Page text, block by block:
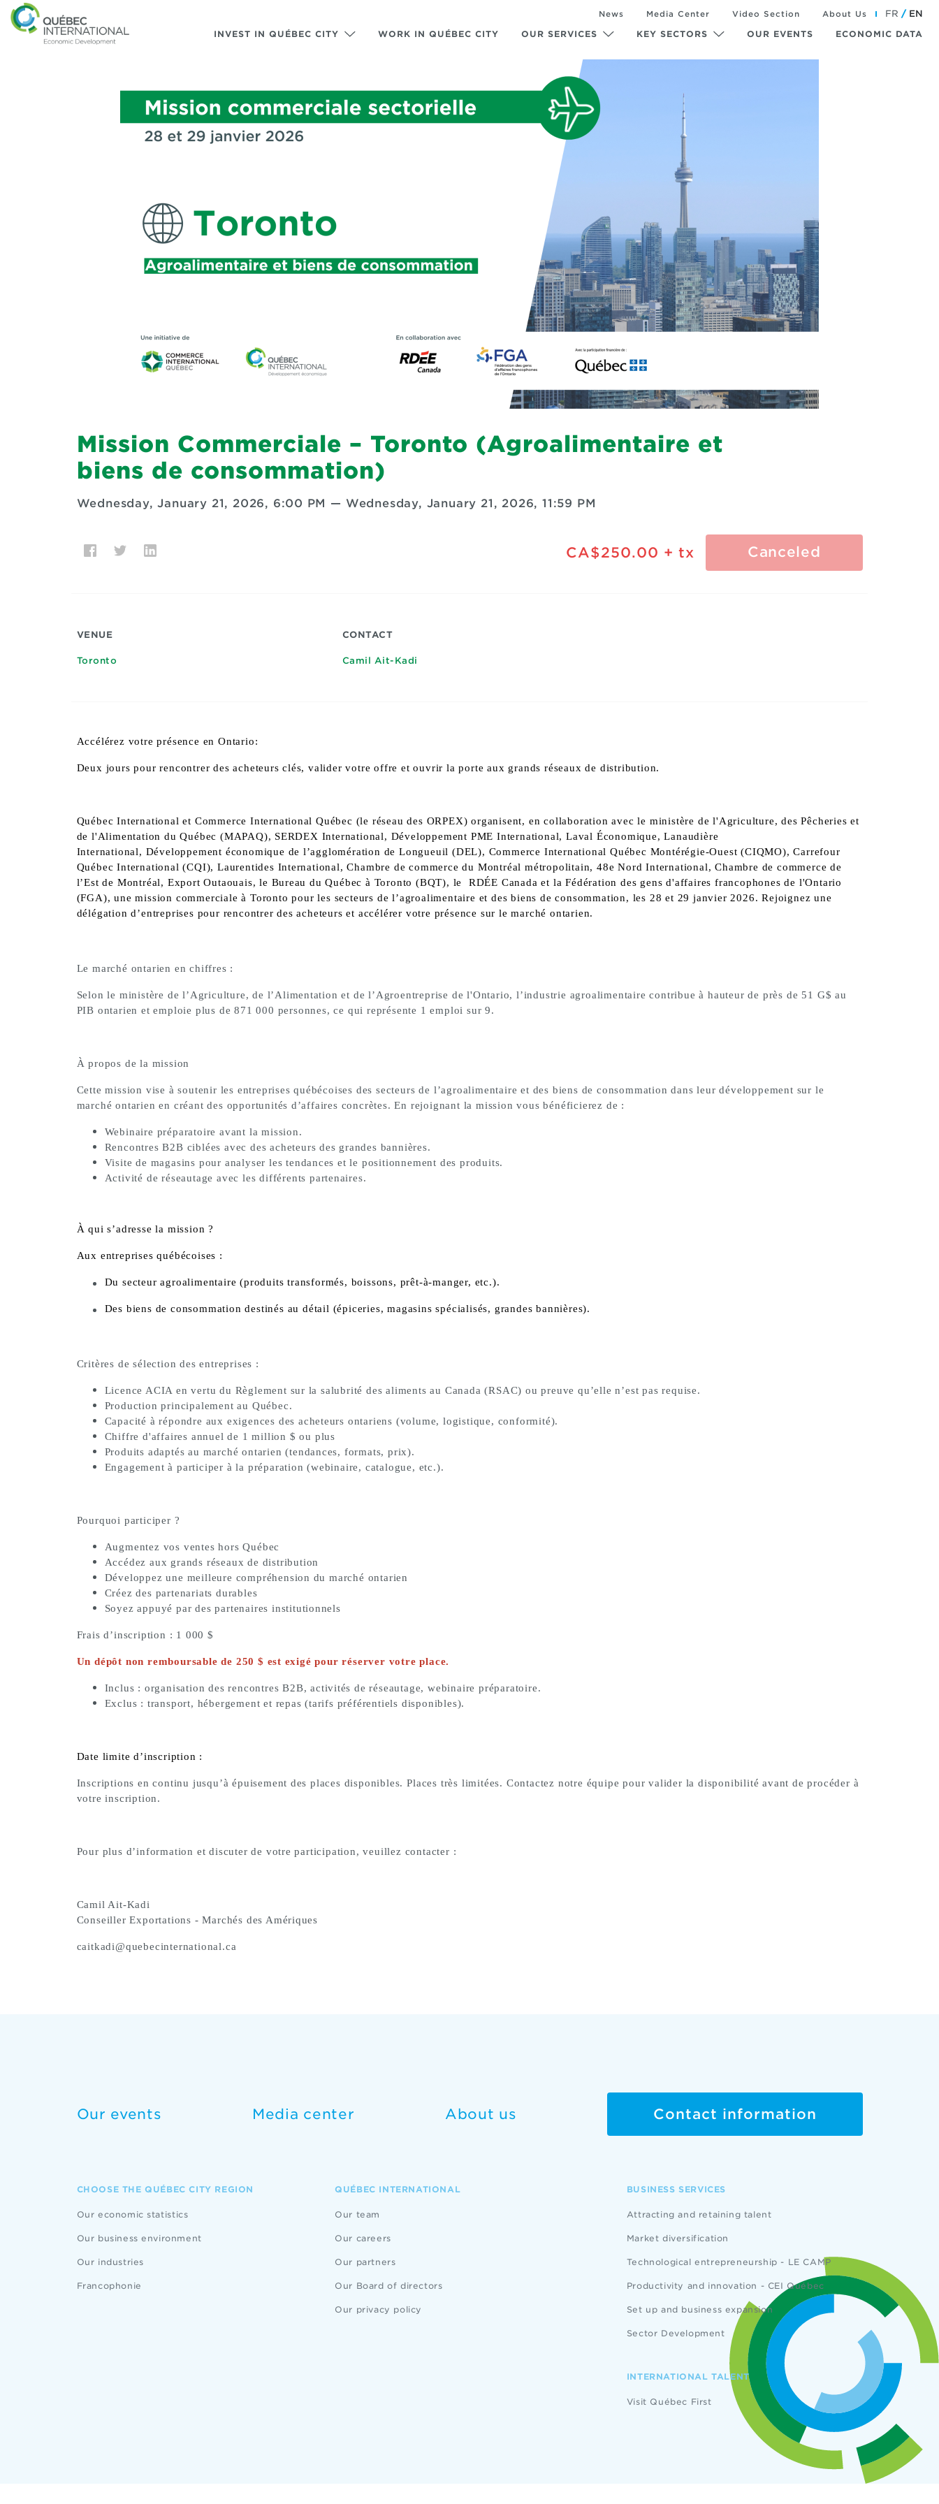
INVEST IN QUÉBEC CITY WORK IN QUÉBEC CITY OUR SERVICES KEY SECTORS OUR EVENTS ECONOMIC DATA
News Media Center Video Section About Us FR EN
Mission Commerciale – Toronto (Agroalimentaire et
biens de consommation)
Wednesday, January 21, 2026, 6:00 PM — Wednesday, January 21, 2026, 11:59 PM
CA$250.00 + tx Canceled
VENUE
Toronto
CONTACT
Camil Ait-Kadi
Accélérez votre présence en Ontario:
Deux jours pour rencontrer des acheteurs clés, valider votre offre et ouvrir la porte aux grands réseaux de distribution.
Québec International et Commerce International Québec (le réseau des ORPEX) organisent, en collaboration avec le ministère de l'Agriculture, des Pêcheries et
de l'Alimentation du Québec (MAPAQ), SERDEX International, Développement PME International, Laval Économique, Lanaudière
International, Développement économique de l’agglomération de Longueuil (DEL), Commerce International Québec Montérégie-Ouest (CIQMO), Carrefour
Québec International (CQI), Laurentides International, Chambre de commerce du Montréal métropolitain, 48e Nord International, Chambre de commerce de
l’Est de Montréal, Export Outaouais, le Bureau du Québec à Toronto (BQT), le RDÉE Canada et la Fédération des gens d'affaires francophones de l'Ontario
(FGA),unemission commerciale à Toronto pour les secteurs del’agroalimentaire et des biens de consommation, les 28 et 29 janvier 2026. Rejoignez une
délégation d’entreprises pour rencontrer des acheteurs et accélérer votre présence sur le marché ontarien.
Le marché ontarien en chiffres :
Selon le ministère de l’Agriculture, de l’Alimentation et de l’Agroentreprise de l'Ontario, l’industrie agroalimentaire contribue à hauteur de près de 51 G$ au
PIB ontarien et emploie plus de871 000 personnes, ce qui représente 1 emploi sur 9.
À propos de la mission
Cette mission vise à soutenir les entreprises québécoises des secteurs de l’agroalimentaire et des biens de consommation dans leur développement sur le
marché ontarien en créant des opportunités d’affaires concrètes. En rejoignant la mission vous bénéficierez de :
Webinaire préparatoire avant la mission.
Rencontres B2B ciblées avec des acheteurs des grandes bannières.
Visite de magasins pour analyser les tendances et le positionnement des produits.
Activité de réseautage avec les différents partenaires.
À qui s’adresse la mission ?
Aux entreprises québécoises :
Du secteur agroalimentaire (produits transformés, boissons, prêt-à-manger, etc.).
Des biens de consommation destinés au détail (épiceries, magasins spécialisés, grandes bannières).
Critères de sélection des entreprises :
Licence ACIA en vertu du Règlement sur la salubrité des aliments au Canada (RSAC) ou preuve qu’elle n’est pas requise.
Production principalement au Québec.
Capacité à répondre aux exigences des acheteurs ontariens (volume, logistique, conformité).
Chiffre d'affaires annuel de 1 million $ ou plus
Produits adaptés au marché ontarien (tendances, formats, prix).
Engagement à participer à la préparation (webinaire, catalogue, etc.).
Pourquoi participer ?
Augmentez vos ventes hors Québec
Accédez aux grands réseaux de distribution
Développez une meilleure compréhension du marché ontarien
Créez des partenariats durables
Soyez appuyé par des partenaires institutionnels
Frais d’inscription : 1 000 $
Un dépôt non remboursable de 250 $ est exigé pour réserver votre place.
Inclus : organisation des rencontres B2B, activités de réseautage, webinaire préparatoire.
Exclus : transport, hébergement et repas (tarifs préférentiels disponibles).
Date limite d’inscription :
Inscriptions en continu jusqu’à épuisement des places disponibles. Places très limitées. Contactez notre équipe pour valider la disponibilité avant de procéder à
votre inscription.
Pour plus d’information et discuter de votre participation, veuillez contacter :
Camil Ait-Kadi
Conseiller Exportations - Marchés des Amériques
caitkadi@quebecinternational.ca
Our events Media center About us Contact information
CHOOSE THE QUÉBEC CITY REGION
Our economic statistics
Our business environment
Our industries
Francophonie
QUÉBEC INTERNATIONAL
Our team
Our careers
Our partners
Our Board of directors
Our privacy policy
BUSINESS SERVICES
Attracting and retaining talent
Market diversification
Technological entrepreneurship - LE CAMP
Productivity and innovation - CEI Québec
Set up and business expansion
Sector Development
INTERNATIONAL TALENT
Visit Québec First